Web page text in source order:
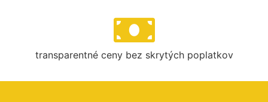
transparentné ceny bez skrytých poplatkov